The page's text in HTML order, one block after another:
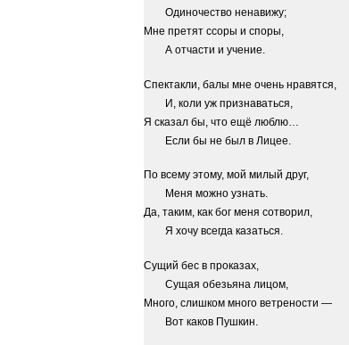
Одиночество ненавижу;
Мне претят ссоры и споры,
А отчасти и учение.
Спектакли, балы мне очень нравятся,
И, коли уж признаваться,
Я сказал бы, что ещё люблю…
Если бы не был в Лицее.
По всему этому, мой милый друг,
Меня можно узнать.
Да, таким, как бог меня сотворил,
Я хочу всегда казаться.
Сущий бес в проказах,
Сущая обезьяна лицом,
Много, слишком много ветрености —
Вот каков Пушкин.